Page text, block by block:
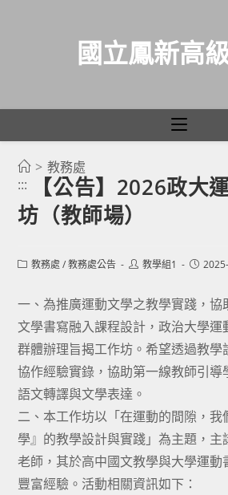
國立鳳新高
> 教務處
:::
【公告】2026政大
坊（教師場）
Post教務處 / 教務處公告
Post教學組1
Post
一、為推廣運動文學之教學實踐，
文學書寫融入課程設計，政治大學
群體辦理旨揭工作坊。希望透過教
協作經驗實錄，協助第一線教師引導
語文轉譯與文學表達。
二、本工作坊以「在運動的間隙，
學』的教學設計與實踐」為主題，
老師，其於高中國文教學與大學運動
豐富經驗。活動相關資訊如下：